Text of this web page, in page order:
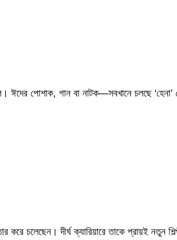
পোশাক, গান বা নাটক—সবখানে চলছে ‘হেনা’
চলেছেন। দীর্ঘ ক্যারিয়ারে তাকে প্রায়ই নতুন